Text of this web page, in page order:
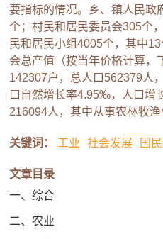
要指标的情况。乡、镇人民政
个；村民和居民委员会305个
民和居民小组4005个，其中
会总产值（按当年价格计算，
142307户，总人口562379人
口自然增长率4.95‰，人口增
216094人，其中从事农林牧渔
关键词： 工业 社会发展 国
文章目录
一、综合
二、农业